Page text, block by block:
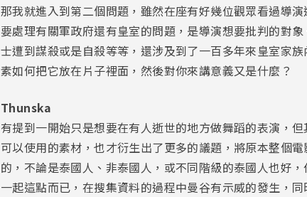
那我就進入到第二個問題，雖然在座有好幾位觀眾看過導
要處理有關軍政府還有皇室的問題，是導演想要批判的對
士遭到謀殺或是自殺等等，還涉及到了一百多年來皇室家
素如何把它放在片子裡面，然後對你來講意義又是什麼？
Thunska
有提到一開始只是想要在有人逝世的地方做舞蹈的表演，
可以使用的素材，也才衍生出了更多的議題，將原本整個
的，不論是泰國人、非泰國人，或不同階級的泰國人也好
一起這點而已，在搜集資料的過程中曼谷有示威的發生，